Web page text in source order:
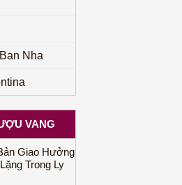
Nha
VANG
Giao Hưởng
Trong Ly